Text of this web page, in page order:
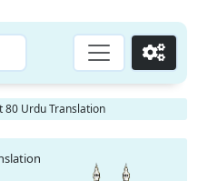
Go
80 Urdu Translation